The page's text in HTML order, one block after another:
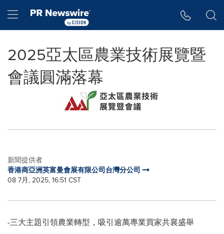
Hamburger menu
2025亞太區農業技術展覽暨
會議圓滿落幕
新聞提供者
香港商亞洲英富曼會展有限公司台灣分公司
08 7月, 2025, 16:51 CST
-三大主題引領農業轉型，吸引逾萬專業買家共襄盛舉